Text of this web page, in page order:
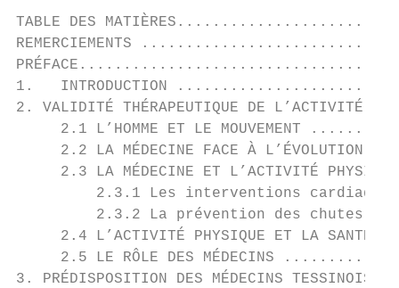
TABLE DES
REMERCIEMENTS
1.   INTRODUCTION
2. VALIDITÉ THÉRAPEUTIQUE DE
2.1 L’HOMME ET LE MOUVEMENT
2.2 LA MÉDECINE FACE À L’ÉVOLUTION
2.3 LA MÉDECINE ET L’ACTIVITÉ
2.3.1 Les interventions
2.3.2 La prévention des chutes
2.4 L’ACTIVITÉ PHYSIQUE ET LA SANTÉ
2.5 LE RÔLE DES MÉDECINS
3. PRÉDISPOSITION DES MÉDECINS TESSINOIS À